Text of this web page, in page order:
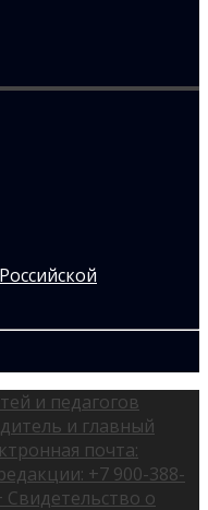
и педагогов
и главный
почта:
+7 900-388-
Свидетельство о